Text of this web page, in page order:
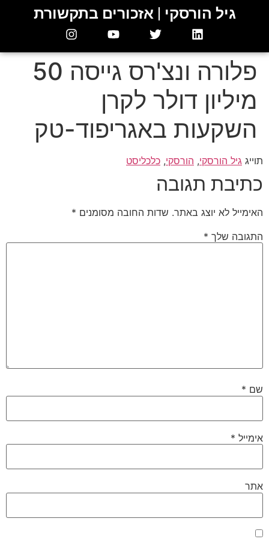
גיל הורסקי | אזכורים בתקשורת
פלורה ונצ'רס גייסה 50
מיליון דולר לקרן
השקעות באגריפוד-טק
תוייג גיל הורסקי, הורסקי, כלכליסט
כתיבת תגובה
האימייל לא יוצג באתר. שדות החובה מסומנים *
התגובה שלך *
שם *
אימייל *
אתר